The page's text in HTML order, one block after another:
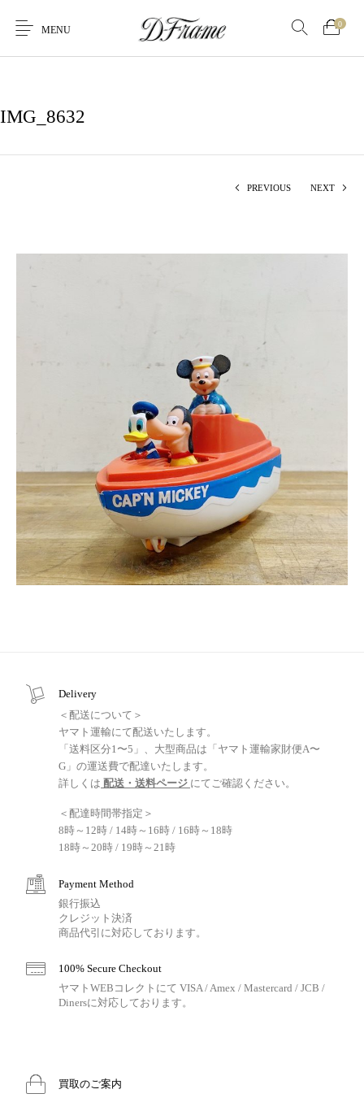
MENU
0
IMG_8632
PREVIOUS NEXT
Delivery
＜配送について＞
ヤマト運輸にて配送いたします。
「送料区分1〜5」、大型商品は「ヤマト運輸家財便A〜
G」の運送費で配達いたします。
詳しくは 配送・送料ページ にてご確認ください。
＜配達時間帯指定＞
8時～12時 / 14時～16時 / 16時～18時
18時～20時 / 19時～21時
Payment Method
銀行振込
クレジット決済
商品代引に対応しております。
100% Secure Checkout
ヤマトWEBコレクトにて VISA / Amex / Mastercard / JCB /
Dinersに対応しております。
買取のご案内